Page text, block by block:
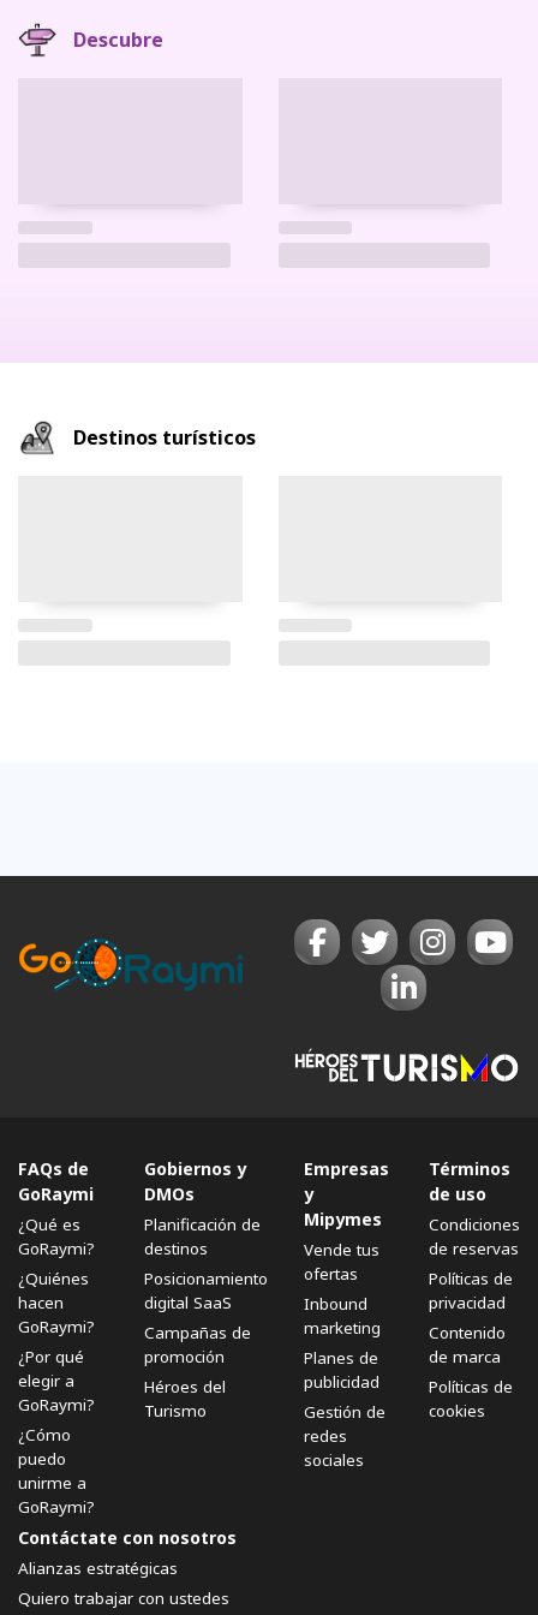
Descubre
Destinos turísticos
FAQs de
GoRaymi
¿Qué es
GoRaymi?
¿Quiénes
hacen
GoRaymi?
¿Por qué
elegir a
GoRaymi?
¿Cómo
puedo
unirme a
GoRaymi?
Gobiernos y
DMOs
Planificación de
destinos
Posicionamiento
digital SaaS
Campañas de
promoción
Héroes del
Turismo
Empresas
y
Mipymes
Vende tus
ofertas
Inbound
marketing
Planes de
publicidad
Gestión de
redes
sociales
Términos
de uso
Condiciones
de reservas
Políticas de
privacidad
Contenido
de marca
Políticas de
cookies
Contáctate con nosotros
Alianzas estratégicas
Quiero trabajar con ustedes